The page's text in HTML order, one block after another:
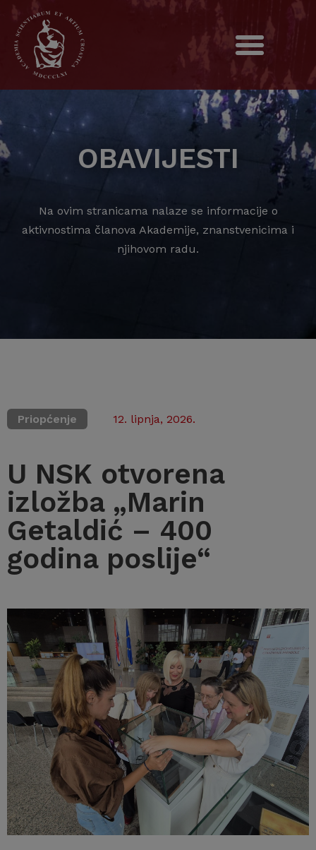
OBAVIJESTI
Na ovim stranicama nalaze se informacije o
aktivnostima članova Akademije, znanstvenicima i
njihovom radu.
Priopćenje 12. lipnja, 2026.
U NSK otvorena
izložba „Marin
Getaldić – 400
godina poslije“